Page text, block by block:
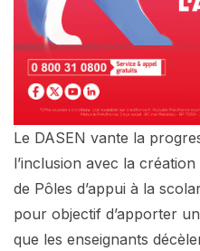
Le DASEN vante la
l’inclusion avec la
de Pôles d’appui à la
pour objectif d’apporter
que les enseignants